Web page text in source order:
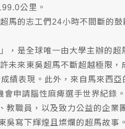
公里。
馬的志工們24小時不間斷的
，是全球唯一由大學主辦的
未來東吳超馬不斷超越極限，
績表現。此外，來自馬來西
申請腦性麻痺選手世界紀錄。
職員，以及致力公益的企
吳寫下輝煌且燦爛的超馬故事。